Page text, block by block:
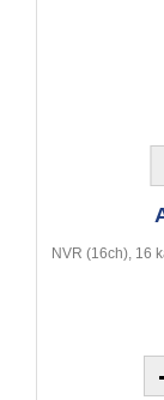
NVR (16ch), 16